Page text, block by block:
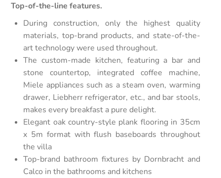
Top-of-the-line features.
During construction, only the highest quality
materials, top-brand products, and state-of-the-
art technology were used throughout.
The custom-made kitchen, featuring a bar and
stone countertop, integrated coffee machine,
Miele appliances such as a steam oven, warming
drawer, Liebherr refrigerator, etc., and bar stools,
makes every breakfast a pure delight.
Elegant oak country-style plank flooring in 35cm
x 5m format with flush baseboards throughout
the villa
Top-brand bathroom fixtures by Dornbracht and
Calco in the bathrooms and kitchens